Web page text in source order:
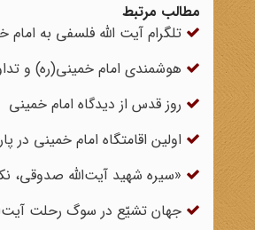
مطالب مرتبط
تلگرام آیت الله فلسفی به امام
هوشمندی امام خمینی(ره) و
روز قدس از دیدگاه امام خمینی
اولین اقامتگاه امام خمینی در
«سیره شهید آیت‌الله صدوقی،
جهان تشیّع در سوگ رحلت